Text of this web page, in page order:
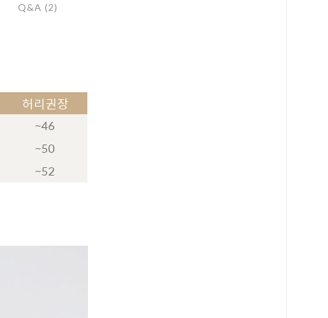
페이포인트 적립 혜택 2배 UP!
Q&A (2)
허리권장
~46
~50
~52